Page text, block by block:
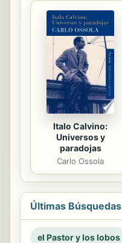
Italo Calvino:
Universos y
paradojas
Carlo Ossola
Últimas Búsquedas
el Pastor y los lobos